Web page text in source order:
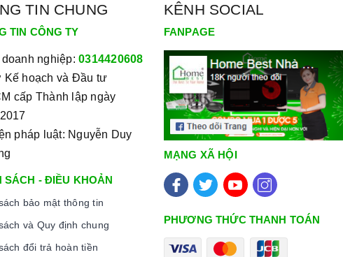
TIN CHUNG
TIN CÔNG TY
doanh nghiệp: 0314420608
Kế hoạch và Đầu tư
cấp Thành lập ngày
pháp luật: Nguyễn Duy
SÁCH - ĐIỀU KHOẢN
bảo mật thông tin
và Quy định chung
đổi trả hoàn tiền
KÊNH SOCIAL
FANPAGE
MẠNG XÃ HỘI
PHƯƠNG THỨC THANH TOÁN